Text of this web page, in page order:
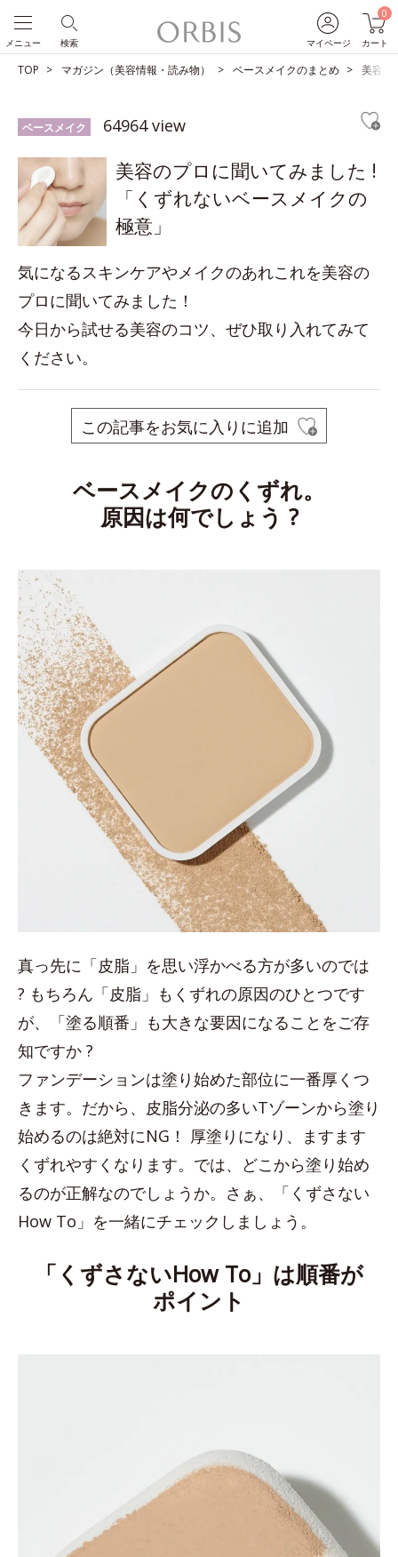
マイページ
0
カート
検索
メニュー
TOP マガジン（美容情報・読み物） ベースメイクのまとめ 美容の
ベースメイク 64964 view
美容のプロに聞いてみました !
「くずれないベースメイクの
極意」
気になるスキンケアやメイクのあれこれを美容の
プロに聞いてみました！
今日から試せる美容のコツ、ぜひ取り入れてみて
ください。
この記事をお気に入りに追加
ベースメイクのくずれ。
原因は何でしょう ?
真っ先に「皮脂」を思い浮かべる方が多いのでは
? もちろん「皮脂」もくずれの原因のひとつです
が、「塗る順番」も大きな要因になることをご存
知ですか ?
ファンデーションは塗り始めた部位に一番厚くつ
きます。だから、皮脂分泌の多いTゾーンから塗り
始めるのは絶対にNG！ 厚塗りになり、ますます
くずれやすくなります。では、どこから塗り始め
るのが正解なのでしょうか。さぁ、「くずさない
How To」を一緒にチェックしましょう。
「くずさないHow To」は順番が
ポイント